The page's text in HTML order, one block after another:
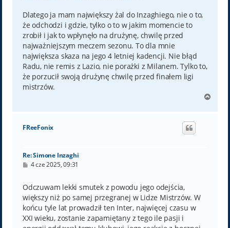
Dlatego ja mam największy żal do Inzaghiego, nie o to,
że odchodzi i gdzie, tylko o to w jakim momencie to
zrobił i jak to wpłynęło na drużynę, chwilę przed
najważniejszym meczem sezonu. To dla mnie
największa skaza na jego 4 letniej kadencji. Nie błąd
Radu, nie remis z Lazio, nie porażki z Milanem. Tylko to,
że porzucił swoją drużynę chwilę przed finałem ligi
mistrzów.
g
FReeFonix
Re: Simone Inzaghi
P
t
4 cze 2025, 09:31
Odczuwam lekki smutek z powodu jego odejścia,
większy niż po samej przegranej w Lidze Mistrzów. W
końcu tyle lat prowadził ten Inter, najwięcej czasu w
XXI wieku, zostanie zapamiętany z tego ile pasji i